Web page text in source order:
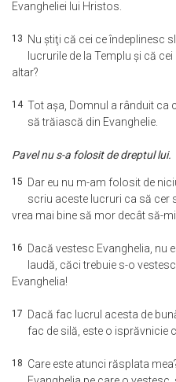
Evangheliei lui Hristos.
13
Nu ştiţi că cei ce îndeplinesc
lucrurile de la Templu şi că
altar?
14 Tot aşa, Domnul a rânduit ca
să trăiască din Evanghelie.
Pavel nu s-a folosit de dreptul lui.
15 Dar eu nu m-am folosit de
scriu aceste lucruri ca să cer
vrea mai bine să mor decât să-
16 Dacă vestesc Evanghelia, nu
laudă, căci trebuie s-o
Evanghelia!
17 Dacă fac lucrul acesta de
fac de silă, este o isprăvnicie
18 Care este atunci răsplata